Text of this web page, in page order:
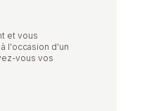
et vous
l'occasion d'un
vous vos